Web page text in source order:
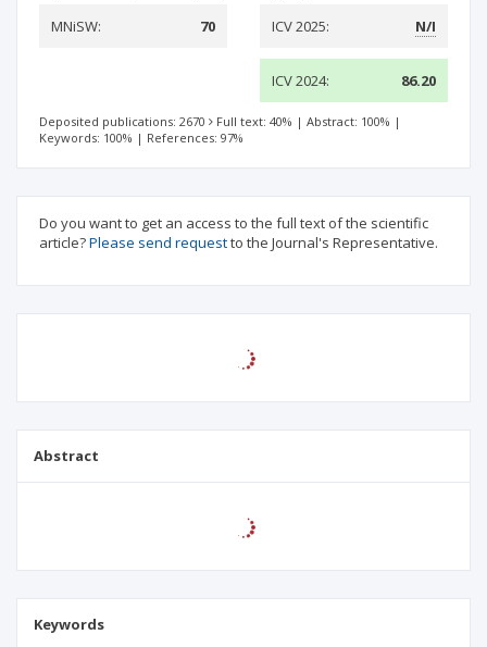
MNiSW:
70 ICV 2025: N/I
ICV 2024: 86.20
Deposited publications: 2670 Full text: 40% | Abstract: 100% |
Keywords: 100% | References: 97%
Do you want to get an access to the full text of the scientific
article?Please send requestto the Journal's Representative.
Abstract
Keywords